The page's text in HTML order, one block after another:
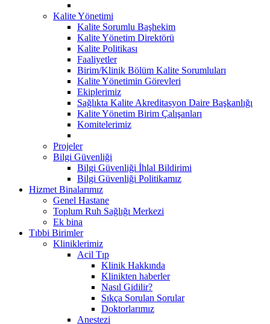
Kalite Yönetimi
Kalite Sorumlu Başhekim
Kalite Yönetim Direktörü
Kalite Politikası
Faaliyetler
Birim/Klinik Bölüm Kalite Sorumluları
Kalite Yönetimin Görevleri
Ekiplerimiz
Sağlıkta Kalite Akreditasyon Daire Başkanlığı
Kalite Yönetim Birim Çalışanları
Komitelerimiz
Projeler
Bilgi Güvenliği
Bilgi Güvenliği İhlal Bildirimi
Bilgi Güvenliği Politikamız
Hizmet Binalarımız
Genel Hastane
Toplum Ruh Sağlığı Merkezi
Ek bina
Tıbbi Birimler
Kliniklerimiz
Acil Tıp
Klinik Hakkında
Klinikten haberler
Nasıl Gidilir?
Sıkça Sorulan Sorular
Doktorlarımız
Anestezi